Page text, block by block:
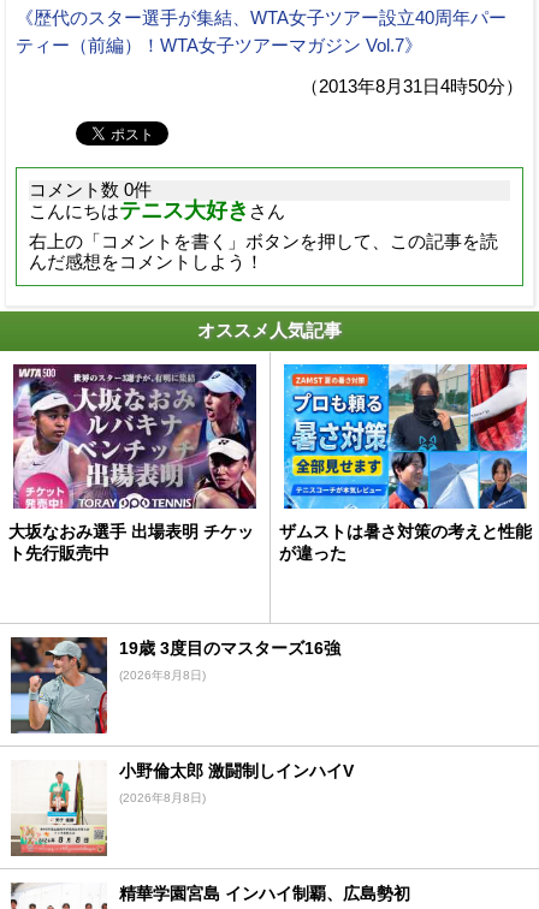
《歴代のスター選手が集結、WTA女子ツアー設立40周年パー
ティー（前編）！WTA女子ツアーマガジン Vol.7》
（2013年8月31日4時50分）
コメント数 0件
こんにちはテニス大好き さん
右上の「コメントを書く」ボタンを押して、この記事を読
んだ感想をコメントしよう！
オススメ人気記事
大坂なおみ選手 出場表明 チケッ
ト先行販売中
ザムストは暑さ対策の考えと性能
が違った
19歳 3度目のマスターズ16強
(2026年8月8日)
小野倫太郎 激闘制しインハイV
(2026年8月8日)
精華学園宮島 インハイ制覇、広島勢初